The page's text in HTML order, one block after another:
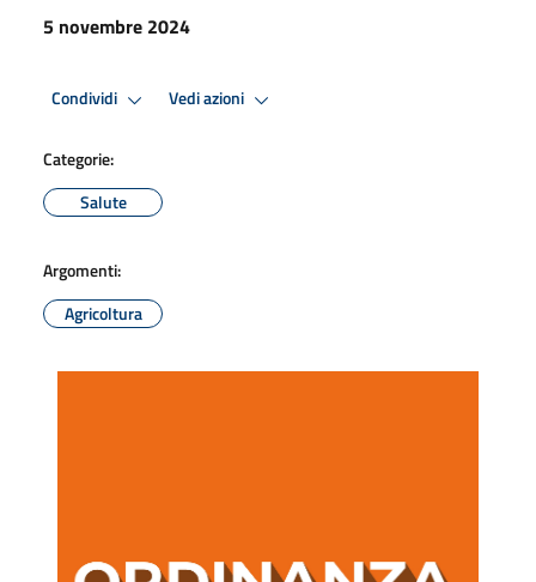
5 novembre 2024
Condividi Vedi azioni
Categorie:
Salute
Argomenti:
Agricoltura